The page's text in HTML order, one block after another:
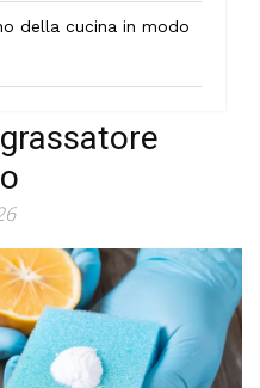
della cucina in modo